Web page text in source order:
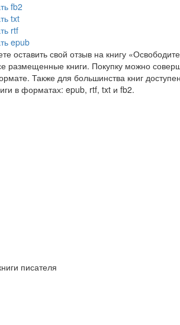
fb2
txt
rtf
epub
оставить свой отзыв на книгу
размещенные книги. Покупку можно
Также для большинства книг
в форматах: epub, rtf, txt и fb2.
писателя